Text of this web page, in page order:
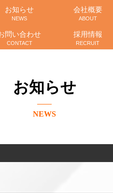
お知らせ
NEWS
会社概要
ABOUT
問い合わせ
CONTACT
採用情報
RECRUIT
お知らせ
NEWS